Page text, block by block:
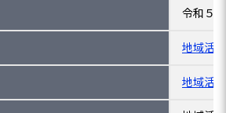
令和５
地域活
地域活